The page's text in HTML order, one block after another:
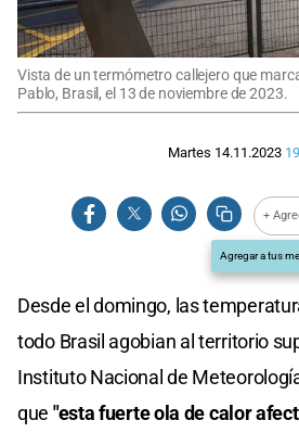
Vista de un termómetro callejero que
Pablo, Brasil, el 13 de noviembre de 2023.
Martes 14.11.2023
+
Agregar a tus
Desde el domingo, las
todo Brasil agobian al territorio
Instituto Nacional de
que "esta fuerte ola de calor